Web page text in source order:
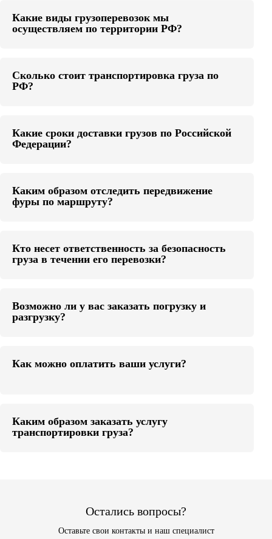
Какие виды грузоперевозок мы
осуществляем по территории РФ?
Сколько стоит транспортировка груза по
РФ?
Какие сроки доставки грузов по Российской
Федерации?
Каким образом отследить передвижение
фуры по маршруту?
Кто несет ответственность за безопасность
груза в течении его перевозки?
Возможно ли у вас заказать погрузку и
разгрузку?
Как можно оплатить ваши услуги?
Каким образом заказать услугу
транспортировки груза?
Остались вопросы?
Оставьте свои контакты и наш специалист